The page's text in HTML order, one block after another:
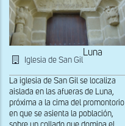
Iglesia de San Gil
Luna
La iglesia de San Gil se localiza
aislada en las afueras de Luna,
próxima a la cima del promontorio
en que se asienta la población,